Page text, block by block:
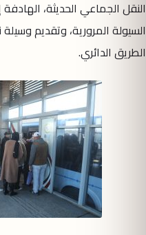
النقل الجماعي الحديثة،
السيولة المرورية، وتقديم
الطريق الدائري.